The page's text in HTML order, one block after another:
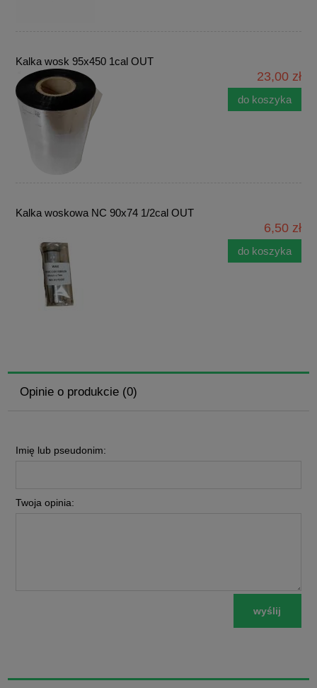
Kalka wosk 95x450 1cal OUT
23,00 zł
do koszyka
Kalka woskowa NC 90x74 1/2cal OUT
6,50 zł
do koszyka
Opinie o produkcie (0)
Imię lub pseudonim:
Twoja opinia:
wyślij